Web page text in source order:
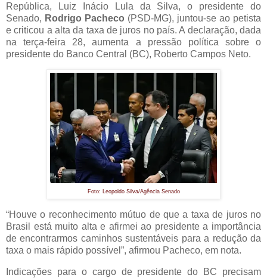
República, Luiz Inácio Lula da Silva, o presidente do
Senado, Rodrigo Pacheco (PSD-MG), juntou-se ao petista
e criticou a alta da taxa de juros no país. A declaração, dada
na terça-feira 28, aumenta a pressão política sobre o
presidente do Banco Central (BC), Roberto Campos Neto.
Foto: Leopoldo Silva/Agência Senado
“Houve o reconhecimento mútuo de que a taxa de juros no
Brasil está muito alta e afirmei ao presidente a importância
de encontrarmos caminhos sustentáveis para a redução da
taxa o mais rápido possível”, afirmou Pacheco, em nota.
Indicações para o cargo de presidente do BC precisam